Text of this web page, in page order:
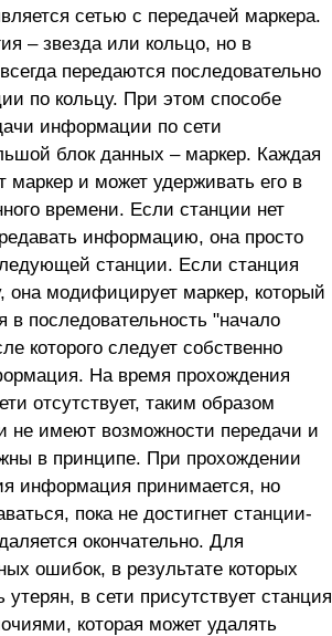
сетью с передачей маркера.
– звезда или кольцо, но в
передаются последовательно
по кольцу. При этом способе
информации по сети
блок данных – маркер. Каждая
маркер и может удерживать его в
времени. Если станции нет
информацию, она просто
станции. Если станция
она модифицирует маркер, который
в последовательность "начало
которого следует собственно
На время прохождения
отсутствует, таким образом
не имеют возможности передачи и
в принципе. При прохождении
информация принимается, но
пока не достигнет станции-
окончательно. Для
ошибок, в результате которых
в сети присутствует станция
которая может удалять